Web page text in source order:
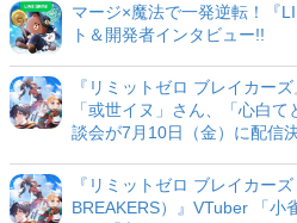
マージ×魔法で一発逆転！『
ト＆開発者インタビュー!!
『リミットゼロ ブレイカー
「或世イヌ」さん、「心白
談会が7月10日（金）に配信
『リミットゼロ ブレイカー
BREAKERS）』VTuber 「小